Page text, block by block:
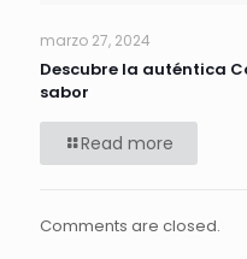
marzo 27, 2024
Descubre la auténtica
sabor
Read more
Comments are closed.